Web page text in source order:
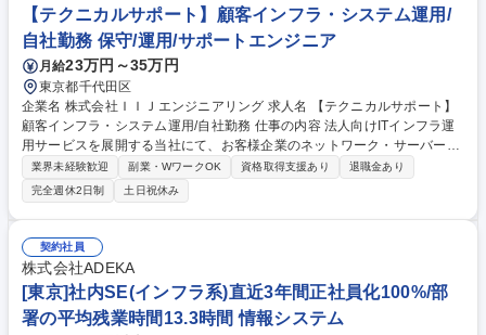
け、エアーシリンダー等の消耗部品交換メンテ実施とその作業効率化 ■改
善活動： 故障分析による再発防止活動など ※建物に改変を加える業務は
行いません。 募集職種 ベテラン歓迎【宮城/設備保全】HV車用電池生産設
備/昨年度賞与実績5.3ヶ月
【テクニカルサポート】顧客インフラ・システム運用/
自社勤務 保守/運用/サポートエンジニア
月給23万円～35万円
東京都千代田区
企業名 株式会社ＩＩＪエンジニアリング 求人名 【テクニカルサポート】
顧客インフラ・システム運用/自社勤務 仕事の内容 法人向けITインフラ運
用サービスを展開する当社にて、お客様企業のネットワーク・サーバー・
クラウド環境の運用保守業務を担当いただきます。 ■電話・メール等によ
る問い合わせ受付および障害対応 ■システム・ネットワーク機器の監視運
用 ■ルーター・スイッチ・ファイアウォール等の設定変更 ■アカウント管
理・権限設定 ■チケット管理・エスカレーション対応 ■マニュアル・FAQ
作成 ■業務効率化に向けた自動化推進 ■リーダーは運用設計、品質管理、
顧客対応、育成業務も担当 ネットワークやクラウドなど幅広い領域に携わ
りながら技術力を高めることが可能です。 募集職種 【テクニカルサポー
ト】顧客インフラ・システム運用/自社勤務
業界未経験歓迎 副業・WワークOK 資格取得支援あり
退職金あり
完全週休2日制
土日祝休み
契約社員
株式会社ADEKA
[東京]社内SE(インフラ系)直近3年間正社員化100%/部
署の平均残業時間13.3時間 情報システム